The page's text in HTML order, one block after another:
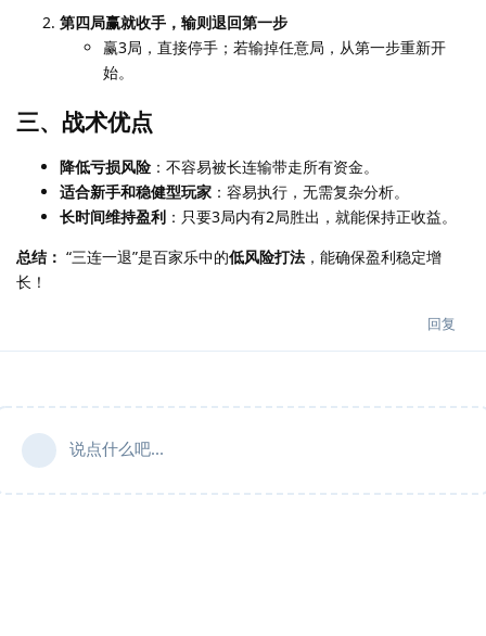
第四局赢就收手，输则退回第一步
赢3局，直接停手；若输掉任意局，从第一步重新开
始。
三、战术优点
降低亏损风险 ：不容易被长连输带走所有资金。
适合新手和稳健型玩家 ：容易执行，无需复杂分析。
长时间维持盈利 ：只要3局内有2局胜出，就能保持正收益。
总结： “三连一退”是百家乐中的低风险打法 ，能确保盈利稳定增
长！
回复
说点什么吧...